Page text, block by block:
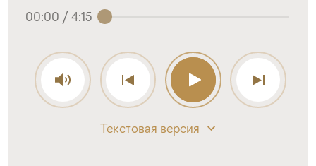
00:00 / 4:15
Текстовая версия